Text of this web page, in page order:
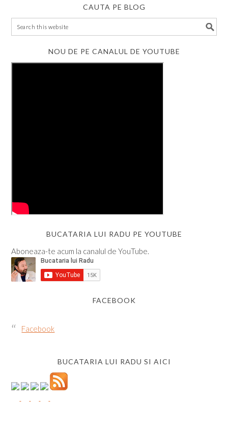
CAUTA PE BLOG
NOU DE PE CANALUL DE YOUTUBE
BUCATARIA LUI RADU PE YOUTUBE
Aboneaza-te acum la canalul de YouTube.
FACEBOOK
Facebook
BUCATARIA LUI RADU SI AICI